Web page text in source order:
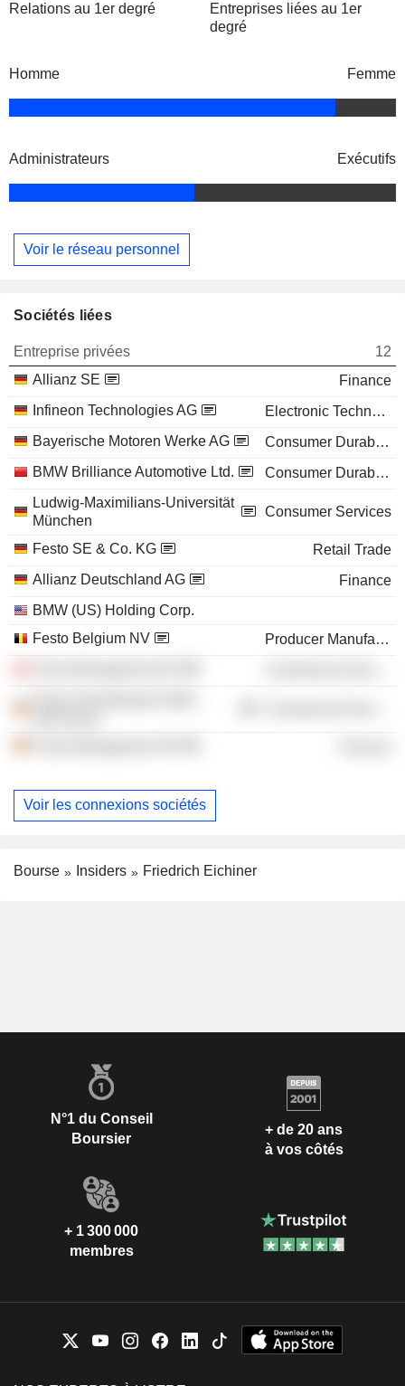
Relations au 1er degré
Entreprises liées au 1er
degré
Homme Femme
Administrateurs Exécutifs
Voir le réseau personnel
Sociétés liées
Entreprise privées
12
Allianz SE
Finance
Infineon Technologies AG
Electronic Technology
Bayerische Motoren Werke AG
Consumer Durables
BMW Brilliance Automotive Ltd.
Consumer Durables
Ludwig-Maximilians-Universität
München
Consumer Services
Festo SE & Co. KG
Retail Trade
Allianz Deutschland AG
Finance
BMW (US) Holding Corp.
Festo Belgium NV
Producer Manufacturing
Voir les connexions sociétés
Bourse Insiders Friedrich Eichiner
N°1 du Conseil
Boursier
+ de 20 ans
à vos côtés
+ 1 300 000
membres